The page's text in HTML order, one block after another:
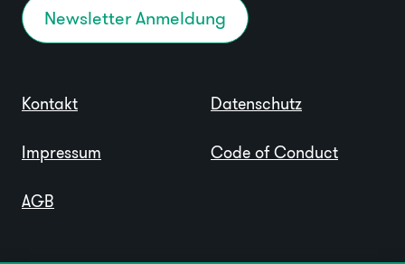
Newsletter Anmeldung
Kontakt
Impressum
AGB
Datenschutz
Code of Conduct